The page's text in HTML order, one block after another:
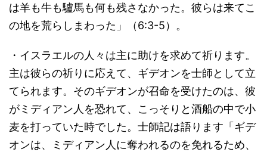
は羊も牛も驢馬も何も残さなかった。彼らは来てこ
の地を荒らしまわった」（6:3-5）。
・イスラエルの人々は主に助けを求めて祈ります。
主は彼らの祈りに応えて、ギデオンを士師として立
てられます。そのギデオンが召命を受けたのは、彼
がミディアン人を恐れて、こっそりと酒船の中で小
麦を打っていた時でした。士師記は語ります「ギデ
オンは、ミディアン人に奪われるのを免れるため、